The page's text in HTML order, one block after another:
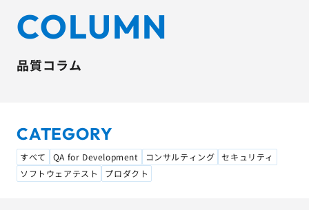
ニュース
COLUMN
品質コラム
CATEGORY
すべて QA for Development コンサルティング
セキュリティ
ソフトウェアテスト
プロダクト